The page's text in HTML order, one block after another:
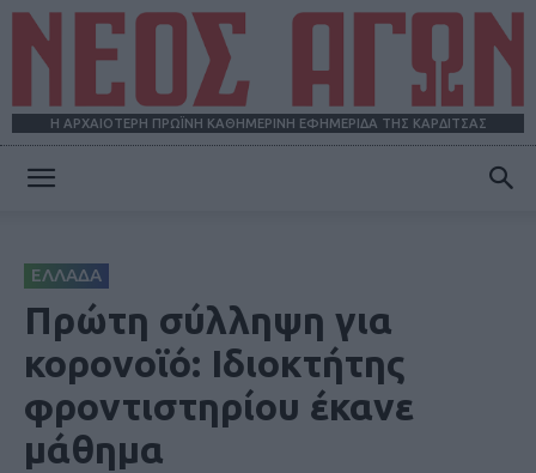
Η ΑΡΧΑΙΟΤΕΡΗ ΠΡΩΪΝΗ ΚΑΘΗΜΕΡΙΝΗ ΕΦΗΜΕΡΙΔΑ ΤΗΣ ΚΑΡΔΙΤΣΑΣ
ΕΛΛΑΔΑ
Πρώτη σύλληψη για
κορονοϊό: Ιδιοκτήτης
φροντιστηρίου έκανε
μάθημα